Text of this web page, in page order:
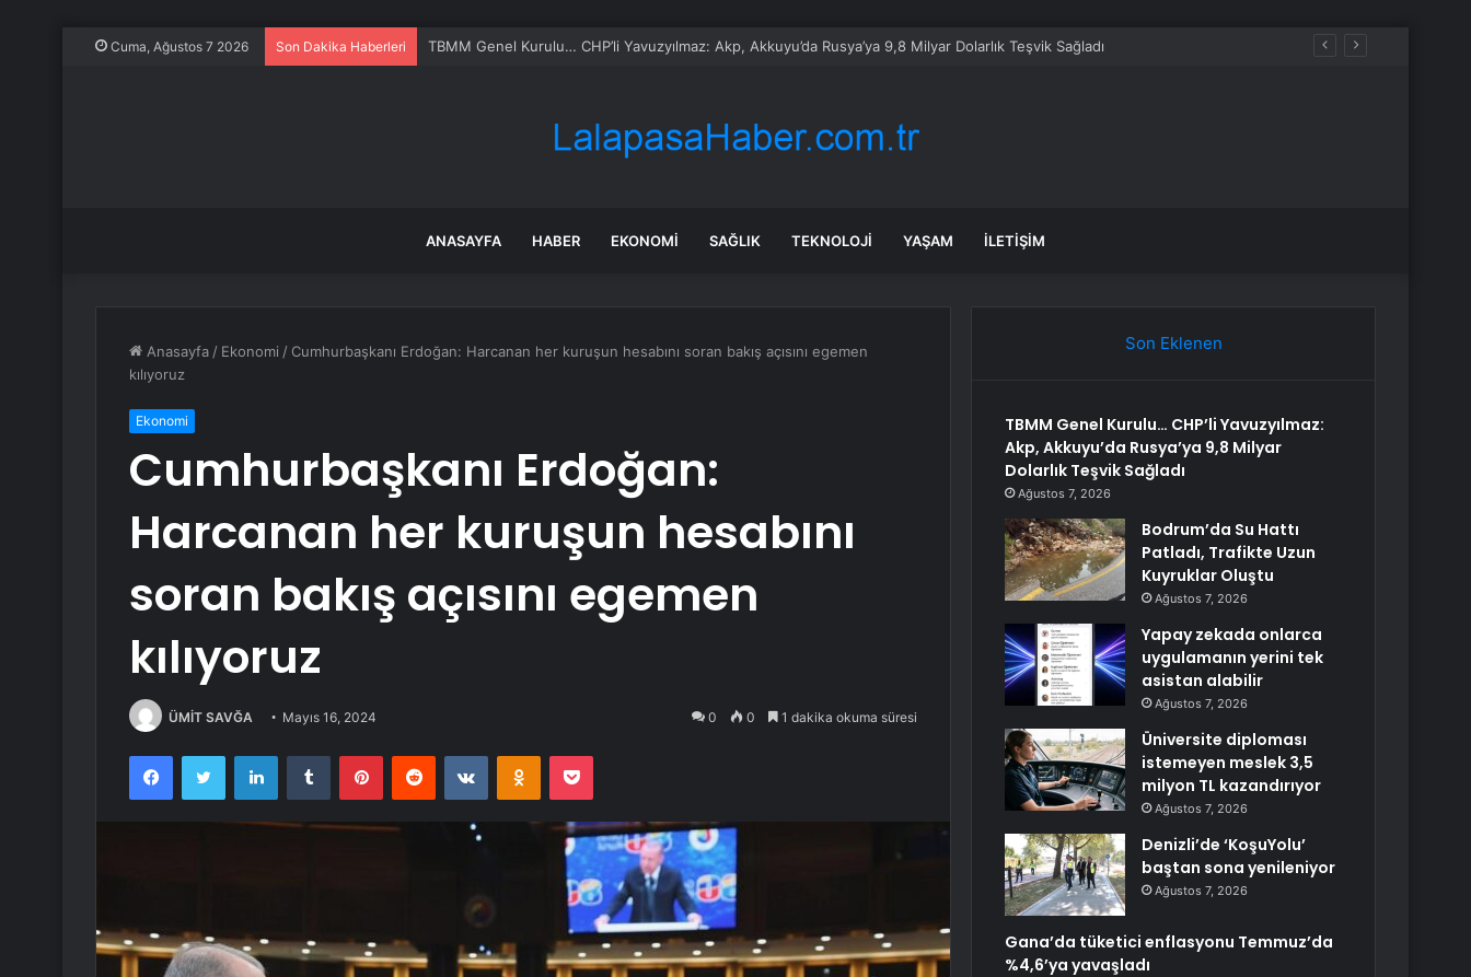
Cuma, Ağustos 7 2026 Son Dakika Haberleri Bodrum’da Su Hattı Patladı, Trafikte Uzun Kuyruklar Oluştu
ANASAYFA HABER EKONOMI SAĞLIK TEKNOLOJI YAŞAM İLETIŞIM
Anasayfa / Ekonomi / Cumhurbaşkanı Erdoğan: Harcanan her kuruşun hesabını soran bakış açısını egemen
kılıyoruz
Ekonomi
Cumhurbaşkanı Erdoğan:
Harcanan her kuruşun hesabını
soran bakış açısını egemen
kılıyoruz
ÜMİT SAVĞA Mayıs 16, 2024 0 0 1 dakika okuma süresi
FacebookTwitter LinkedInTumblr PinterestReddit VKontakteOdnoklassniki
Pocket
Son Eklenen
TBMM Genel Kurulu… CHP’li Yavuzyılmaz:
Akp, Akkuyu’da Rusya’ya 9,8 Milyar
Dolarlık Teşvik Sağladı
Ağustos 7, 2026
Bodrum’da Su Hattı
Patladı, Trafikte Uzun
Kuyruklar Oluştu
Ağustos 7, 2026
Yapay zekada onlarca
uygulamanın yerini tek
asistan alabilir
Ağustos 7, 2026
Üniversite diploması
istemeyen meslek 3,5
milyon TL kazandırıyor
Ağustos 7, 2026
Denizli’de ‘KoşuYolu’
baştan sona yenileniyor
Ağustos 7, 2026
Gana’da tüketici enflasyonu Temmuz’da
%4,6’ya yavaşladı